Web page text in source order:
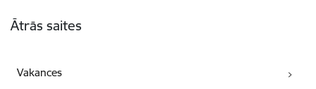
Ātrās saites
Vakances